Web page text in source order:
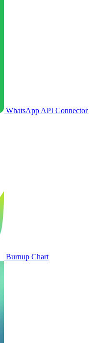
WhatsApp API Connector
Burnup Chart